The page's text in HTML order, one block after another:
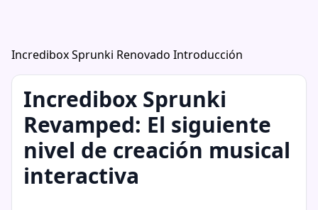
Incredibox Sprunki Renovado Introducción
Incredibox Sprunki
Revamped: El siguiente
nivel de creación musical
interactiva